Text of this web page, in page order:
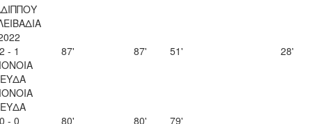
- 1
87' 87' 51' 28'
- 0
80' 80' 79'